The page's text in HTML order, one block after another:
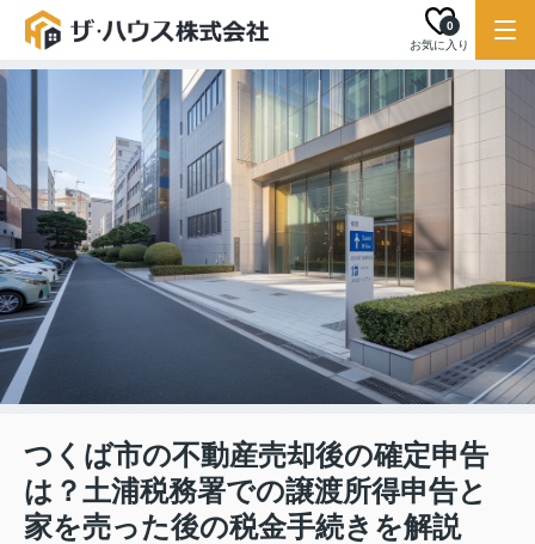
お気に入り
0
つくば市の不動産売却後の確定申告
は？土浦税務署での譲渡所得申告と
家を売った後の税金手続きを解説